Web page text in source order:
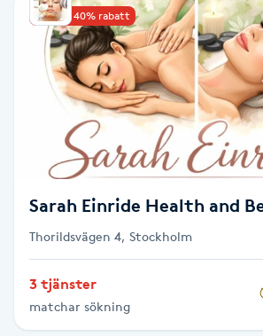
Samtalsterapi
Senioryoga
Sjukgymnastik
Skalpmassage
Upp till 40% rabatt
Sarah Einride Health and
Thorildsvägen 4, Stockholm
3 tjänster
matchar sökning